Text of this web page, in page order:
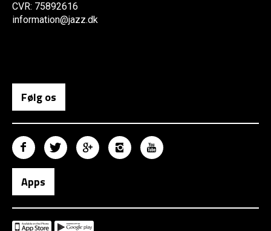
CVR: 75892616
information@jazz.dk
Følg os
Apps